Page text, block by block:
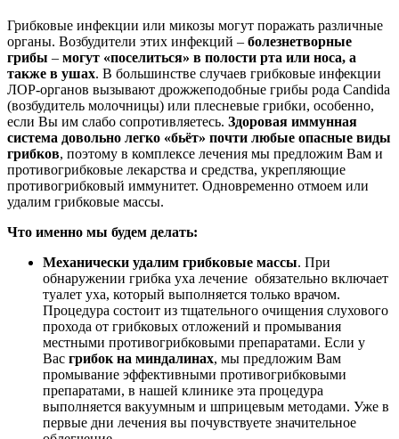
Грибковые инфекции или микозы могут поражать различные
органы. Возбудители этих инфекций – болезнетворные
грибы – могут «поселиться» в полости рта или носа, а
также в ушах. В большинстве случаев грибковые инфекции
ЛОР-органов вызывают дрожжеподобные грибы рода Candida
(возбудитель молочницы) или плесневые грибки, особенно,
если Вы им слабо сопротивляетесь. Здоровая иммунная
система довольно легко «бьёт» почти любые опасные виды
грибков, поэтому в комплексе лечения мы предложим Вам и
противогрибковые лекарства и средства, укрепляющие
противогрибковый иммунитет. Одновременно отмоем или
удалим грибковые массы.
Что именно мы будем делать:
Механически удалим грибковые массы. При
обнаружении грибка уха лечение обязательно включает
туалет уха, который выполняется только врачом.
Процедура состоит из тщательного очищения слухового
прохода от грибковых отложений и промывания
местными противогрибковыми препаратами. Если у
Вас грибок на миндалинах, мы предложим Вам
промывание эффективными противогрибковыми
препаратами, в нашей клинике эта процедура
выполняется вакуумным и шприцевым методами. Уже в
первые дни лечения вы почувствуете значительное